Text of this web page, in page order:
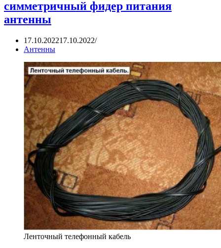
симметричный фидер питания
антенны
17.10.202217.10.2022
Антенны
Ленточный телефонный кабель